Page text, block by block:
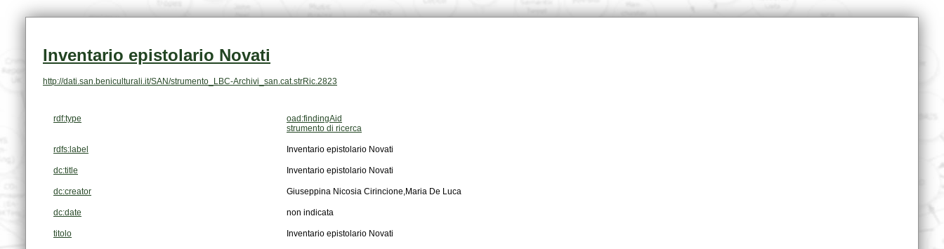
Inventario epistolario Novati
http://dati.san.beniculturali.it/SAN/strumento_LBC-Archivi_san.cat.strRic.2823
rdf:type
oad:findingAid
strumento di ricerca
rdfs:label Inventario epistolario Novati
dc:title Inventario epistolario Novati
dc:creator Giuseppina Nicosia Cirincione,Maria De Luca
dc:date non indicata
titolo Inventario epistolario Novati